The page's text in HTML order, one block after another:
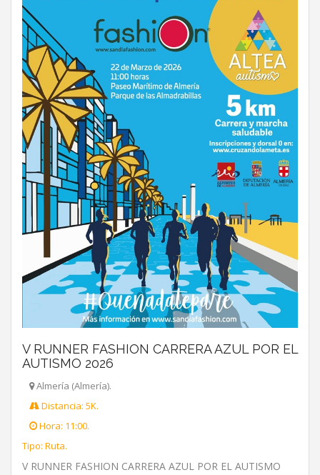
V RUNNER FASHION CARRERA AZUL POR EL
AUTISMO 2026
Almería (Almería).
Distancia: 5K.
Hora: 11:00.
Tipo: Ruta.
V RUNNER FASHION CARRERA AZUL POR EL AUTISMO